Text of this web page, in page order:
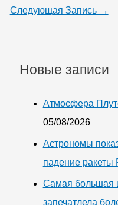
Следующая Запись →
Новые записи
Атмосфера
05/08/2026
Астрономы
падение ракеты
Самая большая
запечатлела